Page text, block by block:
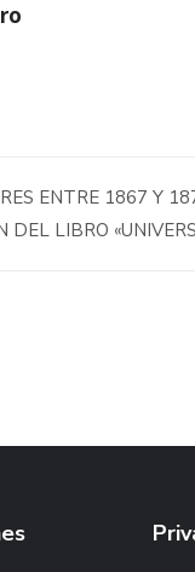
ENTRE 1867 Y
DEL LIBRO